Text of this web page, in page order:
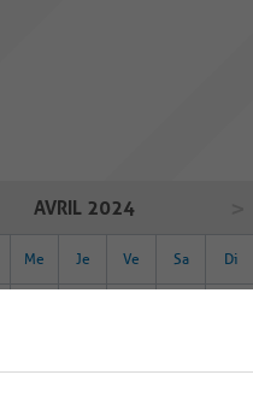
AVRIL 2024
Me Je Ve Sa Di